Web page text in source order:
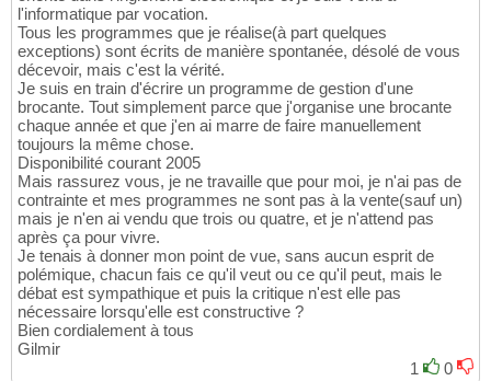
l'informatique par vocation.
Tous les programmes que je réalise(à part quelques
exceptions) sont écrits de manière spontanée, désolé de vous
décevoir, mais c'est la vérité.
Je suis en train d'écrire un programme de gestion d'une
brocante. Tout simplement parce que j'organise une brocante
chaque année et que j'en ai marre de faire manuellement
toujours la même chose.
Disponibilité courant 2005
Mais rassurez vous, je ne travaille que pour moi, je n'ai pas de
contrainte et mes programmes ne sont pas à la vente(sauf un)
mais je n'en ai vendu que trois ou quatre, et je n'attend pas
après ça pour vivre.
Je tenais à donner mon point de vue, sans aucun esprit de
polémique, chacun fais ce qu'il veut ou ce qu'il peut, mais le
débat est sympathique et puis la critique n'est elle pas
nécessaire lorsqu'elle est constructive ?
Bien cordialement à tous
Gilmir
1
0